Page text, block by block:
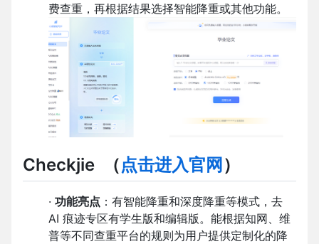
费查重，再根据结果选择智能降重或其他功能。
Checkjie （点击进入官网）
· 功能亮点 ：有智能降重和深度降重等模式，去
AI 痕迹专区有学生版和编辑版。能根据知网、维
普等不同查重平台的规则为用户提供定制化的降